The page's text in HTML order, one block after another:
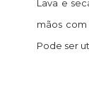
Lava e
mãos
Pode ser